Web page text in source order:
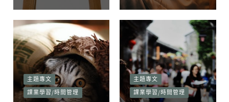
主題專文
課業學習/時間管理
主題專文
課業學習/時間管理